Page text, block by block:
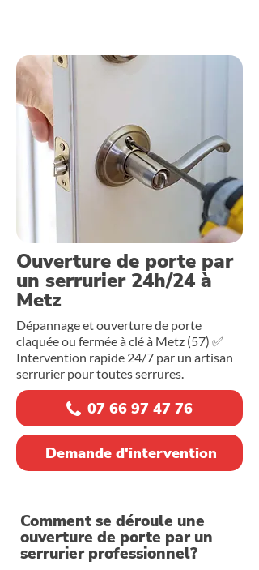
Ouverture de porte par
un serrurier 24h/24 à
Metz
Dépannage et ouverture de porte
claquée ou fermée à clé à Metz (57) ✅
Intervention rapide 24/7 par un artisan
serrurier pour toutes serrures.
07 66 97 47 76
Demande d'intervention
Comment se déroule une
ouverture de porte par un
serrurier professionnel?